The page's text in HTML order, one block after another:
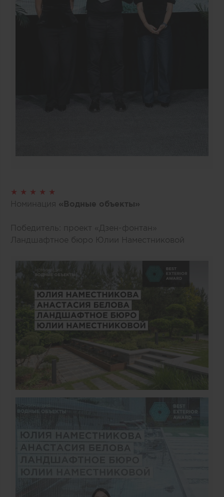
★ ★ ★ ★ ★
Номинация «Водные объекты»
Победитель: проект «Дзен-фонтан»
Ландшафтное бюро Юлии Наместниковой